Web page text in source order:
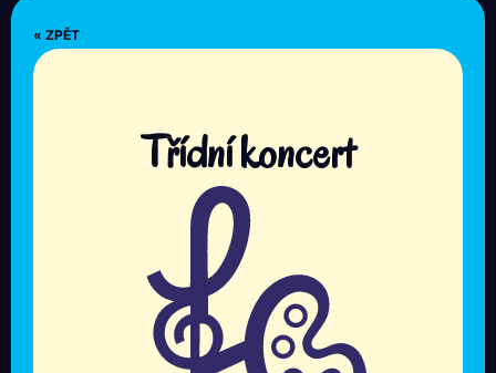
« ZPĚT
Třídní koncert